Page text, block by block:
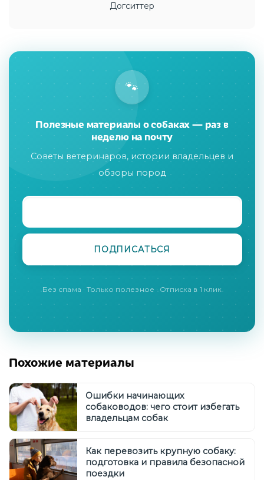
Догситтер
🐾
Полезные материалы о собаках — раз в
неделю на почту
Советы ветеринаров, истории владельцев и
обзоры пород
Без спама · Только полезное · Отписка в 1 клик
Похожие материалы
Ошибки начинающих
собаководов: чего стоит избегать
владельцам собак
Как перевозить крупную собаку:
подготовка и правила безопасной
поездки